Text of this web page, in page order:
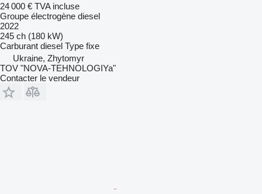
24 000 € TVA incluse
Groupe électrogène diesel
2022
245 ch (180 kW)
Carburant diesel Type fixe
Ukraine, Zhytomyr
TOV "NOVA-TEHNOLOGIYa"
Contacter le vendeur